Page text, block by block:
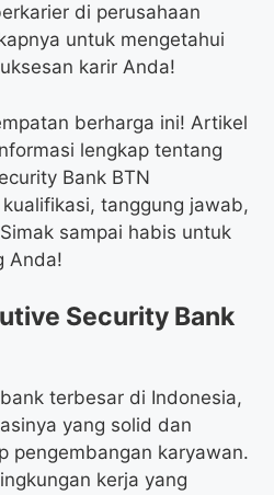
di perusahaan
untuk mengetahui
karir Anda!
berharga ini! Artikel
lengkap tentang
Bank BTN
tanggung jawab,
sampai habis untuk
Anda!
Security Bank
terbesar di Indonesia,
yang solid dan
pengembangan karyawan.
kerja yang